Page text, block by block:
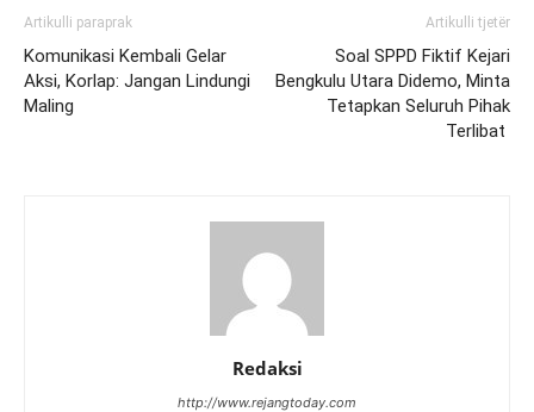
Artikulli paraprak
Komunikasi Kembali Gelar
Aksi, Korlap: Jangan Lindungi
Maling
Artikulli tjetër
Soal SPPD Fiktif Kejari
Bengkulu Utara Didemo, Minta
Tetapkan Seluruh Pihak
Terlibat
Redaksi
http://www.rejangtoday.com